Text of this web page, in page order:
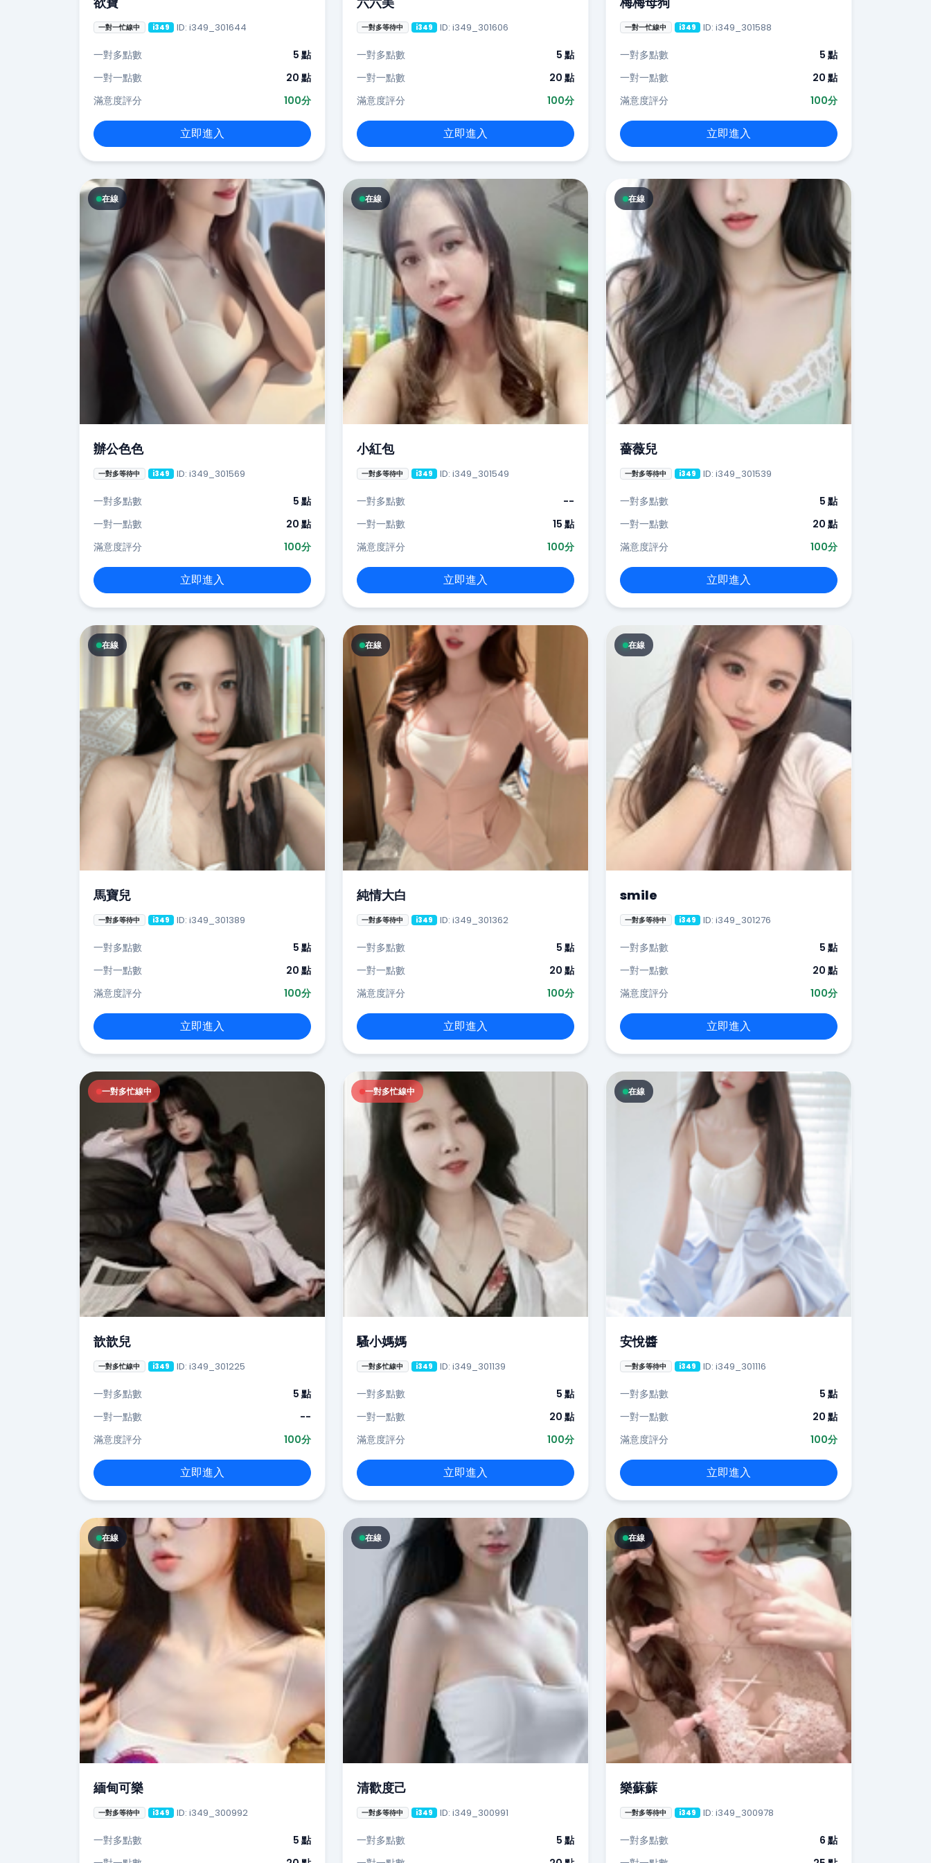
一對一忙線中 i349 ID: i349_301644
一對多點數
5 點
一對一點數
20 點
滿意度評分
100分
立即進入
一對多等待中 i349 ID: i349_301606
一對多點數
5 點
一對一點數
20 點
滿意度評分
100分
立即進入
一對一忙線中 i349 ID: i349_301588
一對多點數
5 點
一對一點數
20 點
滿意度評分
100分
立即進入
在線
辦公色色
一對多等待中 i349 ID: i349_301569
一對多點數
5 點
一對一點數
20 點
滿意度評分
100分
立即進入
在線
小紅包
一對多等待中 i349 ID: i349_301549
一對多點數
--
一對一點數
15 點
滿意度評分
100分
立即進入
在線
薔薇兒
一對多等待中 i349 ID: i349_301539
一對多點數
5 點
一對一點數
20 點
滿意度評分
100分
立即進入
在線
馬寶兒
一對多等待中 i349 ID: i349_301389
一對多點數
5 點
一對一點數
20 點
滿意度評分
100分
立即進入
在線
純情大白
一對多等待中 i349 ID: i349_301362
一對多點數
5 點
一對一點數
20 點
滿意度評分
100分
立即進入
在線
smile
一對多等待中 i349 ID: i349_301276
一對多點數
5 點
一對一點數
20 點
滿意度評分
100分
立即進入
一對多忙線中
歆歆兒
一對多忙線中 i349 ID: i349_301225
一對多點數
5 點
一對一點數
--
滿意度評分
100分
立即進入
一對多忙線中
騷小媽媽
一對多忙線中 i349 ID: i349_301139
一對多點數
5 點
一對一點數
20 點
滿意度評分
100分
立即進入
在線
安悅醬
一對多等待中 i349 ID: i349_301116
一對多點數
5 點
一對一點數
20 點
滿意度評分
100分
立即進入
在線
緬甸可樂
一對多等待中 i349 ID: i349_300992
一對多點數
5 點
在線
清歡度己
一對多等待中 i349 ID: i349_300991
一對多點數
5 點
在線
樂蘇蘇
一對多等待中 i349 ID: i349_300978
一對多點數
6 點